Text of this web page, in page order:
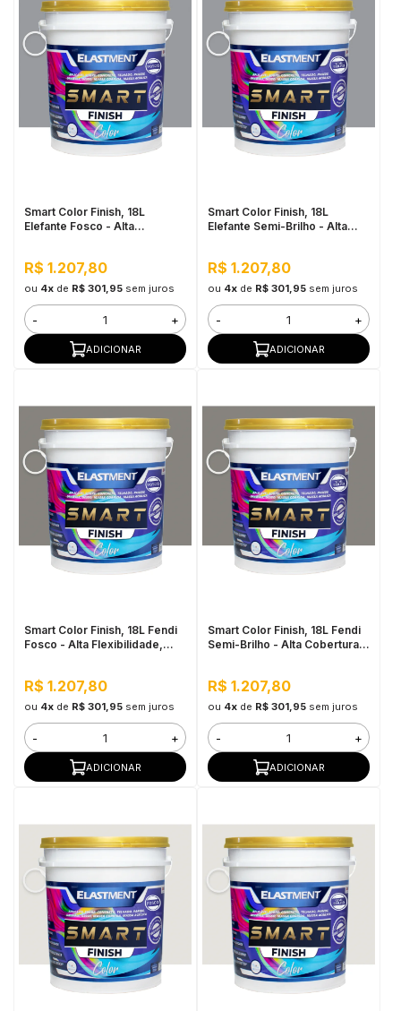
Smart Color Finish, 18L
Elefante Fosco - Alta
R$ 1.207,80
ou 4xde R$ 301,95 sem juros
- +
ADICIONAR
Smart Color Finish, 18L
Elefante Semi-Brilho - Alta
R$ 1.207,80
ou 4xde R$ 301,95 sem juros
- +
ADICIONAR
Smart Color Finish, 18L Fendi
Fosco - Alta Flexibilidade,
R$ 1.207,80
ou 4xde R$ 301,95 sem juros
- +
ADICIONAR
Smart Color Finish, 18L Fendi
Semi-Brilho - Alta Cobertura e
R$ 1.207,80
ou 4xde R$ 301,95 sem juros
- +
ADICIONAR